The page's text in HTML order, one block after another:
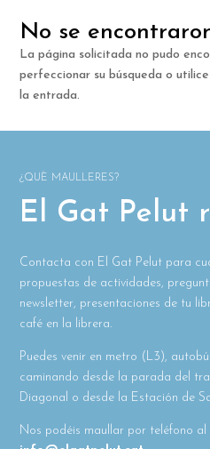
No se
La página solicitada no pudo
perfeccionar su búsqueda o
la entrada.
¿QUÈ MAULLERES?
El Gat Pelut
Contacta con El Gat Pelut para
propuestas de actividades,
newsletter, presentaciones de tu
café en la librera.
Puedes venir en metro (L3),
caminando desde la parada del
Diagonal o desde la Estación de
Nos podéis maullar por teléfono al